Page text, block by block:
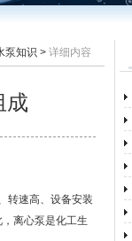
泵知识 > 详细内容
成
转速高、设备安装
离心泵是化工生